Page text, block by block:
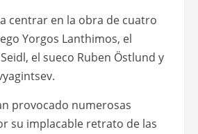
centrar en la obra de cuatro
Yorgos Lanthimos, el
el sueco Ruben Östlund y
provocado numerosas
su implacable retrato de las